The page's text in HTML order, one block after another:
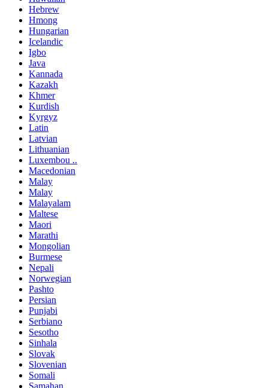
Hebrew
Hmong
Hungarian
Icelandic
Igbo
Java
Kannada
Kazakh
Khmer
Kurdish
Kyrgyz
Latin
Latvian
Lithuanian
Luxembou ..
Macedonian
Malay
Malay
Malayalam
Maltese
Maori
Marathi
Mongolian
Burmese
Nepali
Norwegian
Pashto
Persian
Punjabi
Serbiano
Sesotho
Sinhala
Slovak
Slovenian
Somali
Samahan